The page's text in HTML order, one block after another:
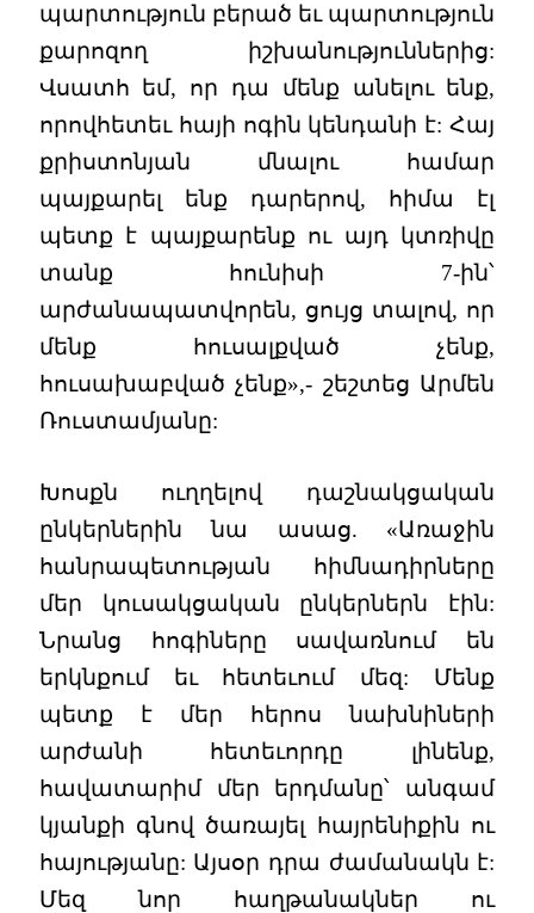
պարտություն բերած եւ պարտություն
քարոզող իշխանություններից:
Վսատհ եմ, որ դա մենք անելու ենք,
որովհետեւ հայի ոգին կենդանի է: Հայ
քրիստոնյան մնալու համար
պայքարել ենք դարերով, հիմա էլ
պետք է պայքարենք ու այդ կտռիվը
տանք հունիսի 7-ին՝
արժանապատվորեն, ցույց տալով, որ
մենք հուսալքված չենք,
հուսախաբված չենք»,- շեշտեց Արմեն
Ռուստամյանը:
Խոսքն ուղղելով դաշնակցական
ընկերներին նա ասաց. «Առաջին
հանրապետության հիմնադիրները
մեր կուսակցական ընկերներն էին:
Նրանց հոգիները սավառնում են
երկնքում եւ հետեւում մեզ: Մենք
պետք է մեր հերոս նախնիների
արժանի հետեւորդը լինենք,
հավատարիմ մեր երդմանը՝ անգամ
կյանքի գնով ծառայել հայրենիքին ու
հայությանը: Այսօր դրա ժամանակն է:
Մեզ նոր հաղթանակներ ու